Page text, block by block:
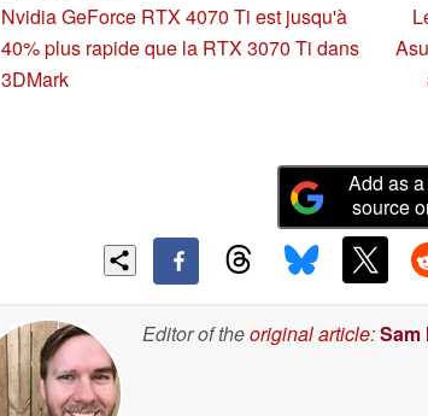
Nvidia GeForce RTX 4070 Ti est jusqu'à
40% plus rapide que la RTX 3070 Ti dans
3DMark
Add as
source
Editor of theoriginal article:Sam